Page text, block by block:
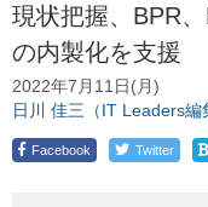
現状把握、BPR
の内製化を支援
2022年7月11日(月)
日川 佳三（IT Leaders編
Facebook Twitter